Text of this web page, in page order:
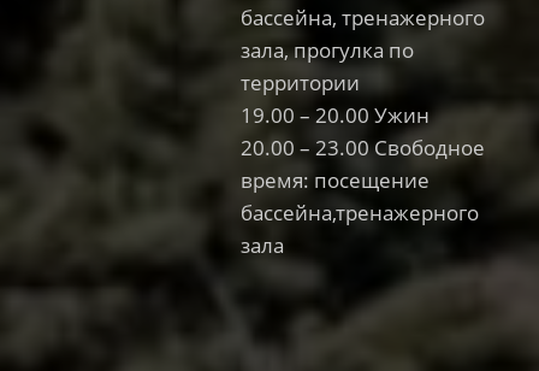
бассейна, тренажерного
зала, прогулка по
территории
19.00 – 20.00 Ужин
20.00 – 23.00 Свободное
время: посещение
бассейна,тренажерного
зала